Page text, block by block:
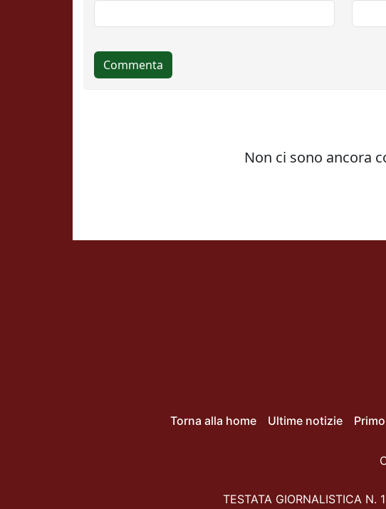
Torna alla home Ultime notizie
TESTATA GIORNALISTICA N.